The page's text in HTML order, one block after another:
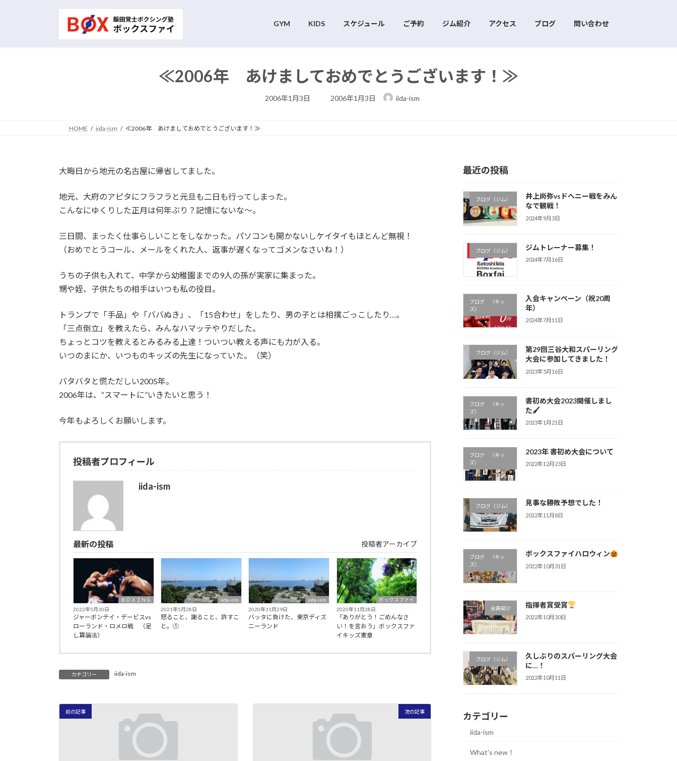
GYM KIDS スケジュール ご予約 ジム紹介 アクセス ブログ 問い合わせ
≪2006年 あけましておめでとうございます！≫
2006年1月3日
最
終
2006年1月3日 iida-ism
HOME iida-ism ≪2006年 あけましておめでとうございます！≫
大晦日から地元の名古屋に帰省してました。
地元、大府のアピタにフラフラと元旦も二日も行ってしまった。
こんなにゆくりした正月は何年ぶり？記憶にないな～。
三日間、まったく仕事らしいことをしなかった。パソコンも開かないしケイタイもほとんど無視！
（おめでとうコール、メールをくれた人、返事が遅くなってゴメンなさいね！）
うちの子供も入れて、中学から幼稚園までの9人の孫が実家に集まった。
甥や姪、子供たちの相手はいつも私の役目。
トランプで「手品」や「ババぬき」、「15合わせ」をしたり、男の子とは相撲ごっこしたり…。
「三点倒立」を教えたら、みんなハマッテやりだした。
ちょっとコツを教えるとみるみる上達！ついつい教える声にも力が入る。
いつのまにか、いつものキッズの先生になっていた。（笑）
バタバタと慌ただしい2005年。
2006年は、“スマートに”いきたいと思う！
今年もよろしくお願いします。
投稿者プロフィール
iida-ism
最新の投稿 投稿者アーカイブ
ＢＯＸＩＮＧ
2022年5月30日
ジャーボンテイ・デービスvs
ローランド・ロメロ戦 （足
し算論法）
iida-ism
2021年5月28日
怒ること、謝ること、許すこ
と。①
iida-ism
2020年11月29日
バッタに負けた、東京ディズ
ニーランド
ボックスファイ
2020年11月28日
「ありがとう！ごめんなさ
い！を言おう」ボックスファ
イキッズ憲章
カテゴリー iida-ism
前の記事 次の記事
最近の投稿
ブログ（ジム）
井上尚弥vsドヘニー戦をみん
なで観戦！
2024年9月3日
ブログ（ジム） ジムトレーナー募集！
2024年7月16日
ブログ （キッ
ズ）
入会キャンペーン（祝20周
年）
2024年7月11日
ブログ（ジム）
第29回三谷大和スパーリング
大会に参加してきました！
2023年5月16日
ブログ （キッ
ズ）
書初め大会2023開催しまし
た🖌
2023年1月21日
ブログ （キッ
ズ）
2023年 書初め大会について
2022年12月23日
ブログ（ジム） 見事な勝敗予想でした！
2022年11月8日
ブログ （キッ
ズ）
ボックスファイハロウィン
2022年10月31日
会員紹介 指揮者賞受賞
2022年10月30日
ブログ（ジム）
久しぶりのスパーリング大会
に…！
2022年10月11日
カテゴリー
iida-ism
What's new！